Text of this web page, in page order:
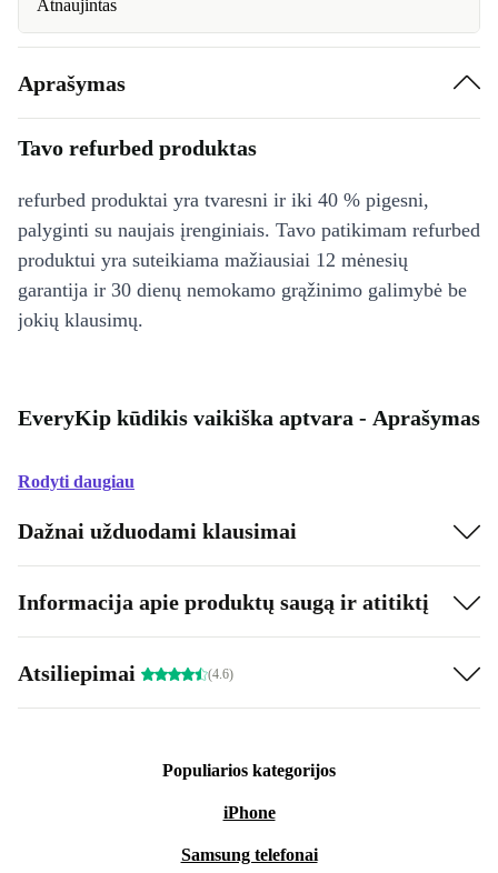
Atnaujintas
Aprašymas
Tavo refurbed produktas
refurbed produktai yra tvaresni ir iki 40 % pigesni,
palyginti su naujais įrenginiais. Tavo patikimam refurbed
produktui yra suteikiama mažiausiai 12 mėnesių
garantija ir 30 dienų nemokamo grąžinimo galimybė be
jokių klausimų.
EveryKip kūdikis vaikiška aptvara - Aprašymas
Rodyti daugiau
Dažnai užduodami klausimai
Informacija apie produktų saugą ir atitiktį
Atsiliepimai (4.6)
Populiarios kategorijos
iPhone
Samsung telefonai